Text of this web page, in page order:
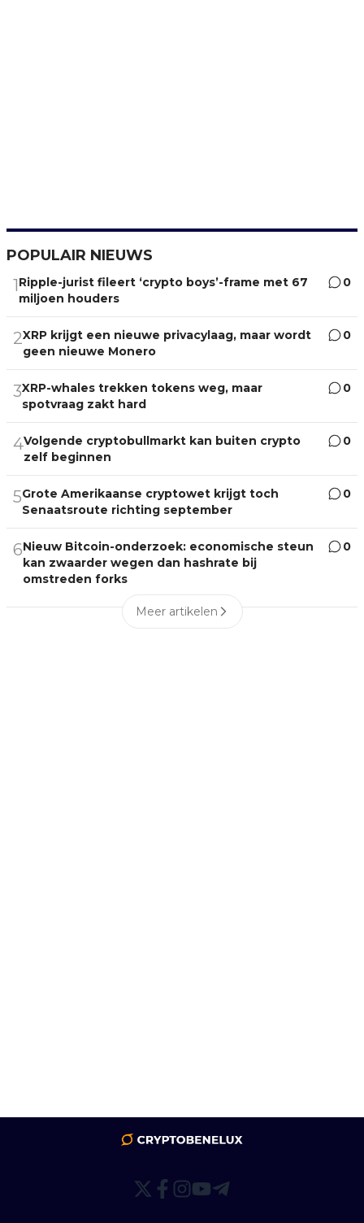
POPULAIR NIEUWS
1Ripple-jurist fileert ‘crypto boys’-frame met 67
miljoen houders
0
2XRP krijgt een nieuwe privacylaag, maar wordt
geen nieuwe Monero
0
3XRP-whales trekken tokens weg, maar
spotvraag zakt hard
0
4Volgende cryptobullmarkt kan buiten crypto
zelf beginnen
0
5Grote Amerikaanse cryptowet krijgt toch
Senaatsroute richting september
0
6Nieuw Bitcoin-onderzoek: economische steun
kan zwaarder wegen dan hashrate bij
omstreden forks
0
Meer artikelen